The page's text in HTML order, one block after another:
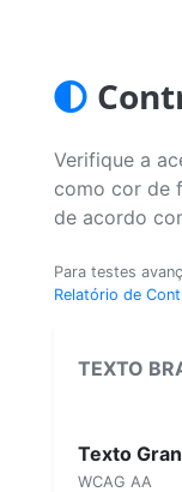
Verifique a
como cor de
de acordo
Para testes
Relatório de
TEXTO
Texto
WCAG AA